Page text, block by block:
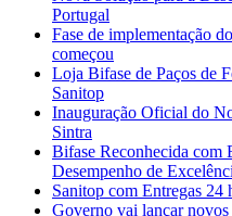
Portugal
Fase de implementação
começou
Loja Bifase de Paços de
Sanitop
Inauguração Oficial do
Sintra
Bifase Reconhecida com
Desempenho de
Sanitop com Entregas 24
Governo vai lançar